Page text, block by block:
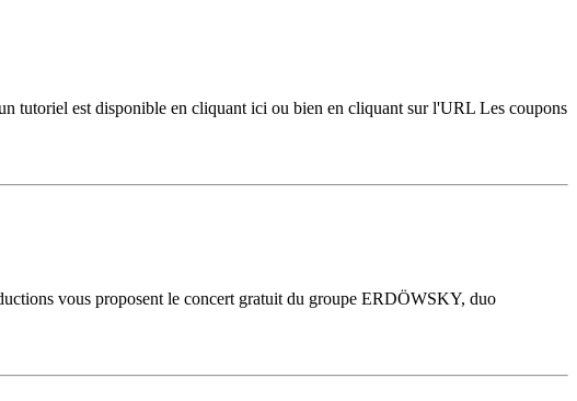
tutoriel est disponible en cliquant ici ou bien en cliquant sur l'URL Les coupons
vous proposent le concert gratuit du groupe ERDÖWSKY, duo